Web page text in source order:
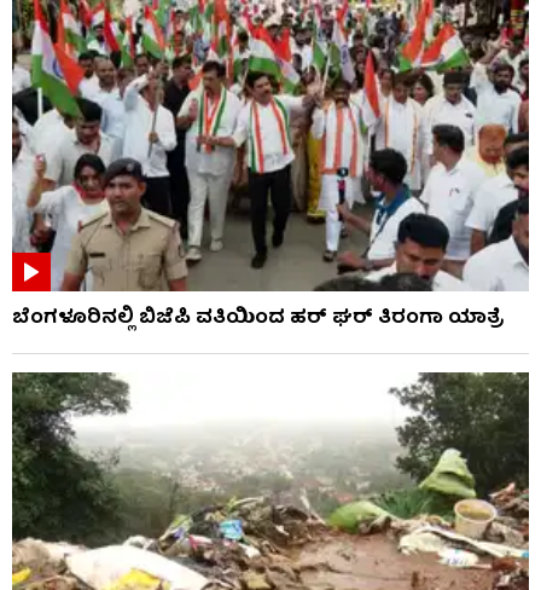
ಬೆಂಗಳೂರಿನಲ್ಲಿ ಬಿಜೆಪಿ ವತಿಯಿಂದ ಹರ್ ಘರ್ ತಿರಂಗಾ ಯಾತ್ರೆ